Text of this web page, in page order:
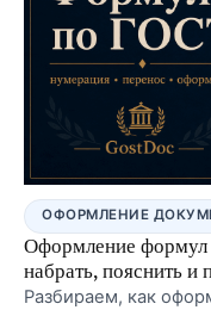
ОФОРМЛЕНИЕ
Оформление
набрать, пояснить
Разбираем, как